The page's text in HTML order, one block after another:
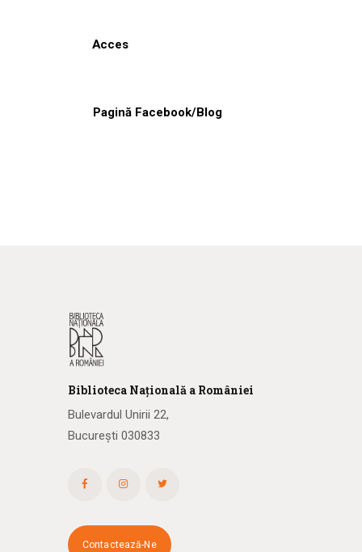
Acces
Pagină Facebook/Blog
Biblioteca Națională a României
Bulevardul Unirii 22,
București 030833
Contactează-Ne